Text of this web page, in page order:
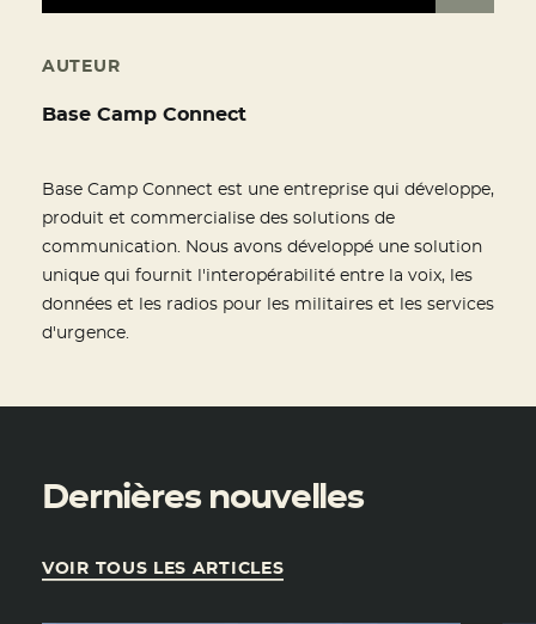
AUTEUR
Base Camp Connect
Base Camp Connect est une entreprise qui développe,
produit et commercialise des solutions de
communication. Nous avons développé une solution
unique qui fournit l'interopérabilité entre la voix, les
données et les radios pour les militaires et les services
d'urgence.
Dernières nouvelles
VOIR TOUS LES ARTICLES